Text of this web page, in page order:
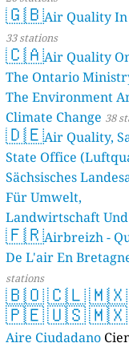
🇬🇧Air Quality In
33 stations
🇨🇦Air Quality
The Ontario
The Environment
Climate Change 38
🇩🇪Air Quality,
State Office
Sächsisches
Für Umwelt,
Landwirtschaft Und
Geologie) 50 stations
🇫🇷Airbreizh -
De L'air En
stations
🇧🇴🇨🇱🇲🇽
🇵🇪🇺🇸🇲🇽
Aire Ciudadano